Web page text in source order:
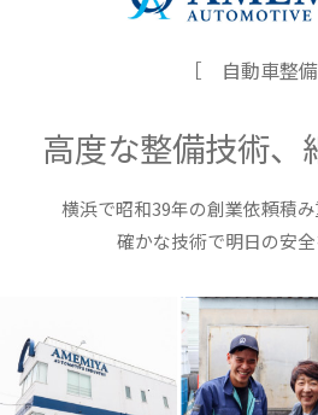
［ 自動車整
高度な整備技術、
横浜で昭和39年の創業依頼積
確かな技術で明日の安全